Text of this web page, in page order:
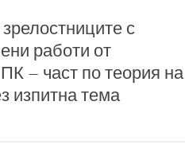
с
работи от
– част по теория на
изпитна тема